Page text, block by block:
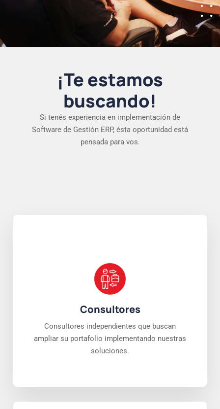
¡Te estamos
buscando!
Si tenés experiencia en implementación de
Software de Gestión ERP, ésta oportunidad está
pensada para vos.
Consultores
Consultores independientes que buscan
ampliar su portafolio implementando nuestras
soluciones.